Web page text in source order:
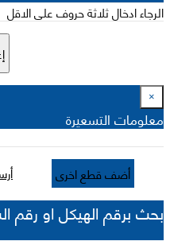
الرجاء ادخال ثلاثة حروف على الاقل
×
معلومات التسعيرة
أضف قطع اخرى
بحث برقم الهيكل او رقم